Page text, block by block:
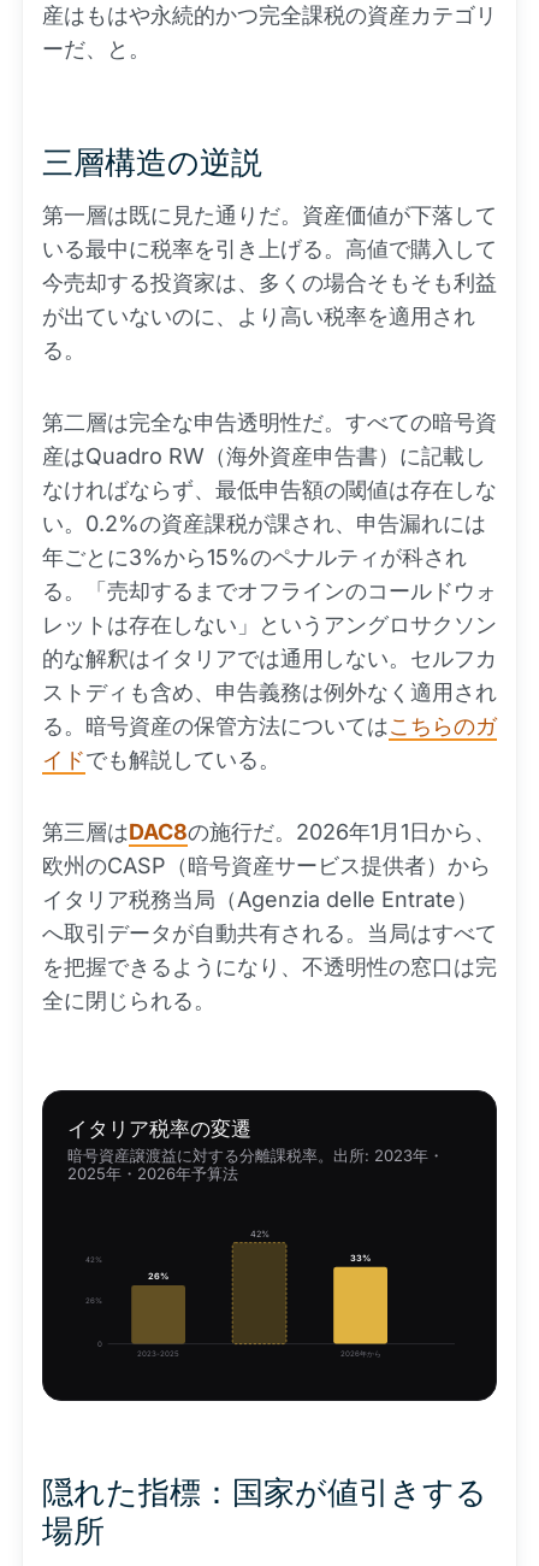
産はもはや永続的かつ完全課税の資産カテゴリ
ーだ、と。
三層構造の逆説
第一層は既に見た通りだ。資産価値が下落して
いる最中に税率を引き上げる。高値で購入して
今売却する投資家は、多くの場合そもそも利益
が出ていないのに、より高い税率を適用され
る。
第二層は完全な申告透明性だ。すべての暗号資
産はQuadro RW（海外資産申告書）に記載し
なければならず、最低申告額の閾値は存在しな
い。0.2%の資産課税が課され、申告漏れには
年ごとに3%から15%のペナルティが科され
る。「売却するまでオフラインのコールドウォ
レットは存在しない」というアングロサクソン
的な解釈はイタリアでは通用しない。セルフカ
ストディも含め、申告義務は例外なく適用され
る。暗号資産の保管方法についてはこちらのガ
イドでも解説している。
第三層はDAC8の施行だ。2026年1月1日から、
欧州のCASP（暗号資産サービス提供者）から
イタリア税務当局（Agenzia delle Entrate）
へ取引データが自動共有される。当局はすべて
を把握できるようになり、不透明性の窓口は完
全に閉じられる。
イタリア税率の変遷
暗号資産譲渡益に対する分離課税率。出所: 2023年・
2025年・2026年予算法
42%
26%
0
26%
2023-2025
42%
33%
2026年から
隠れた指標：国家が値引きする
場所